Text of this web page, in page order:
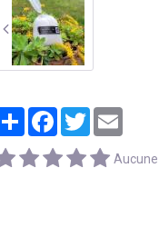
PartagerFacebook
TwitterEmail